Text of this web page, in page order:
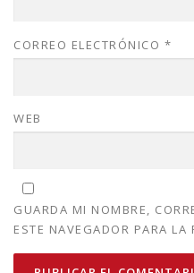
CORREO ELECTRÓNICO *
WEB
GUARDA MI NOMBRE,
ESTE NAVEGADOR PARA